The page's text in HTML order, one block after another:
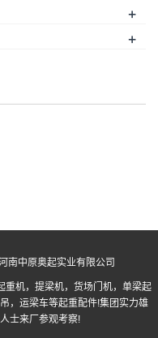
+
+
南中原奥起实业有限公司
重机，提梁机，货场门机，单梁起
，运梁车等起重配件!集团实力雄
士来厂参观考察!